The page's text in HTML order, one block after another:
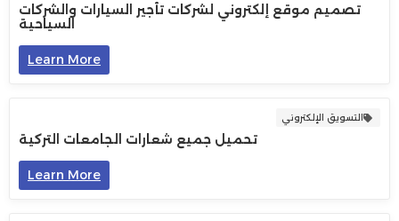
تصميم موقع إلكتروني لشركات تأجير السيارات والشركات
السياحية
Learn More
التسويق الإلكتروني
تحميل جميع شعارات الجامعات التركية
Learn More